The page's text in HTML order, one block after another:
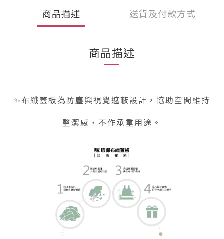
商品描述 送貨及付款方式
商品描述
✨布纖蓋板為防塵與視覺遮蔽設計， 協助空間維持
整潔感，不作承重用途。